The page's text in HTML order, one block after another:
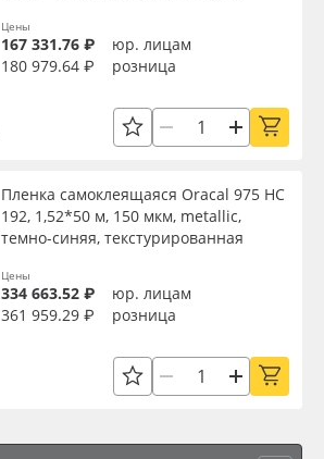
Цены
167 331.76 ₽
юр. лицам
180 979.64 ₽
розница
Пленка самоклеящаяся Oracal 975 HC
192, 1,52*50 м, 150 мкм, metallic,
темно-синяя, текстурированная
Цены
334 663.52 ₽
юр. лицам
361 959.29 ₽
розница